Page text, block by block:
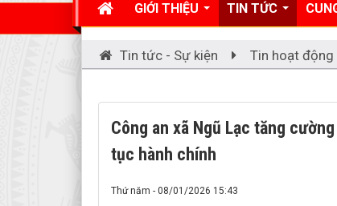
GIỚI THIỆU TIN TỨC
Tin tức - Sự kiện Tin hoạt động
Công an xã Ngũ Lạc tăng
tục hành chính
Thứ năm - 08/01/2026 15:43